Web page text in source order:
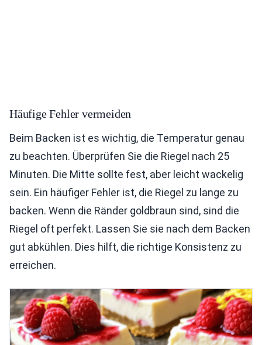
Häufige Fehler vermeiden
Beim Backen ist es wichtig, die Temperatur genau
zu beachten. Überprüfen Sie die Riegel nach 25
Minuten. Die Mitte sollte fest, aber leicht wackelig
sein. Ein häufiger Fehler ist, die Riegel zu lange zu
backen. Wenn die Ränder goldbraun sind, sind die
Riegel oft perfekt. Lassen Sie sie nach dem Backen
gut abkühlen. Dies hilft, die richtige Konsistenz zu
erreichen.